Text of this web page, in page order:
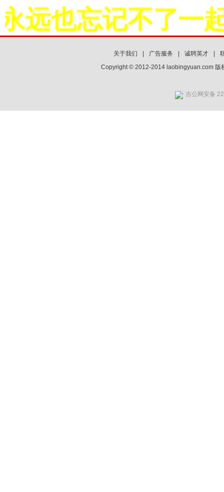
也忘记不了一起
关于我们 广告服务 诚聘英才
Copyright © 2012-2014 laobingyuan.com 版
吉公网安备